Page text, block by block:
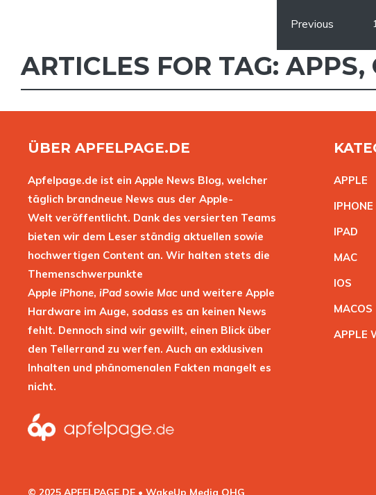
Previous
ARTICLES FOR TAG:APPS,
ÜBER APFELPAGE.DE
Apfelpage.de ist ein Apple News Blog, welcher
täglich brandneue News aus der Apple-
Welt veröffentlicht. Dank des versierten Teams
bieten wir dem Leser ständig aktuellen sowie
hochwertigen Content an. Wir halten stets die
Themenschwerpunkte
Apple iPhone, iPad sowie Mac und weitere Apple
Hardware im Auge, sodass es an keinen News
fehlt. Dennoch sind wir gewillt, einen Blick über
den Tellerrand zu werfen. Auch an exklusiven
Inhalten und phänomenalen Fakten mangelt es
nicht.
APPLE
IPHONE
IPAD
MAC
IOS
MACOS
APPLE
© 2025 APFELPAGE.DE • WakeUp Media OHG